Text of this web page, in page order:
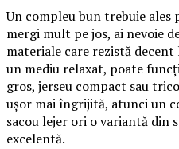
Un compleu bun trebuie
mergi mult pe jos, ai nevoie
materiale care rezistă
un mediu relaxat, poate
gros, jerseu compact sau
ușor mai îngrijită, atunci un
sacou lejer ori o variantă din
excelentă.